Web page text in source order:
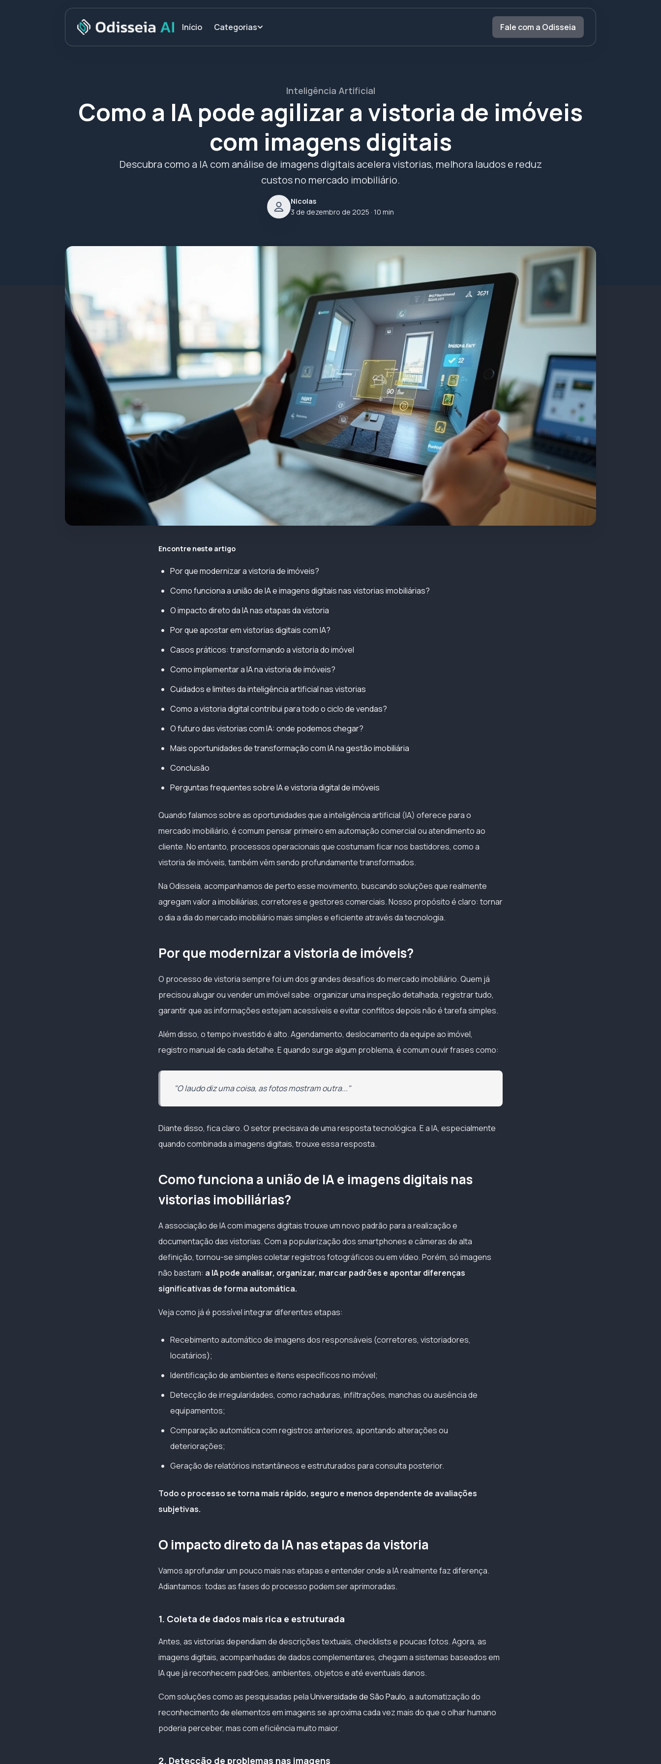
Início Categorias Fale com a Odisseia
Inteligência Artificial
Como a IA pode agilizar a vistoria de imóveis
com imagens digitais
Descubra como a IA com análise de imagens digitais acelera vistorias, melhora laudos e reduz
custos no mercado imobiliário.
Nicolas
3 de dezembro de 2025 · 10 min
Encontre neste artigo
Por que modernizar a vistoria de imóveis?
Como funciona a união de IA e imagens digitais nas vistorias imobiliárias?
O impacto direto da IA nas etapas da vistoria
Por que apostar em vistorias digitais com IA?
Casos práticos: transformando a vistoria do imóvel
Como implementar a IA na vistoria de imóveis?
Cuidados e limites da inteligência artificial nas vistorias
Como a vistoria digital contribui para todo o ciclo de vendas?
O futuro das vistorias com IA: onde podemos chegar?
Mais oportunidades de transformação com IA na gestão imobiliária
Conclusão
Perguntas frequentes sobre IA e vistoria digital de imóveis
Quando falamos sobre as oportunidades que a inteligência artificial (IA) oferece para o
mercado imobiliário, é comum pensar primeiro em automação comercial ou atendimento ao
cliente. No entanto, processos operacionais que costumam ficar nos bastidores, como a
vistoria de imóveis, também vêm sendo profundamente transformados.
Na Odisseia, acompanhamos de perto esse movimento, buscando soluções que realmente
agregam valor a imobiliárias, corretores e gestores comerciais. Nosso propósito é claro: tornar
o dia a dia do mercado imobiliário mais simples e eficiente através da tecnologia.
Por que modernizar a vistoria de imóveis?
O processo de vistoria sempre foi um dos grandes desafios do mercado imobiliário. Quem já
precisou alugar ou vender um imóvel sabe: organizar uma inspeção detalhada, registrar tudo,
garantir que as informações estejam acessíveis e evitar conflitos depois não é tarefa simples.
Além disso, o tempo investido é alto. Agendamento, deslocamento da equipe ao imóvel,
registro manual de cada detalhe. E quando surge algum problema, é comum ouvir frases como:
"O laudo diz uma coisa, as fotos mostram outra..."
Diante disso, fica claro. O setor precisava de uma resposta tecnológica. E a IA, especialmente
quando combinada a imagens digitais, trouxe essa resposta.
Como funciona a união de IA e imagens digitais nas
vistorias imobiliárias?
A associação de IA com imagens digitais trouxe um novo padrão para a realização e
documentação das vistorias. Com a popularização dos smartphones e câmeras de alta
definição, tornou-se simples coletar registros fotográficos ou em vídeo. Porém, só imagens
não bastam: a IA pode analisar, organizar, marcar padrões e apontar diferenças
significativas de forma automática.
Veja como já é possível integrar diferentes etapas:
Recebimento automático de imagens dos responsáveis (corretores, vistoriadores,
locatários);
Identificação de ambientes e itens específicos no imóvel;
Detecção de irregularidades, como rachaduras, infiltrações, manchas ou ausência de
equipamentos;
Comparação automática com registros anteriores, apontando alterações ou
deteriorações;
Geração de relatórios instantâneos e estruturados para consulta posterior.
Todo o processo se torna mais rápido, seguro e menos dependente de avaliações
subjetivas.
O impacto direto da IA nas etapas da vistoria
Vamos aprofundar um pouco mais nas etapas e entender onde a IA realmente faz diferença.
Adiantamos: todas as fases do processo podem ser aprimoradas.
1. Coleta de dados mais rica e estruturada
Antes, as vistorias dependiam de descrições textuais, checklists e poucas fotos. Agora, as
imagens digitais, acompanhadas de dados complementares, chegam a sistemas baseados em
IA que já reconhecem padrões, ambientes, objetos e até eventuais danos.
Com soluções como as pesquisadas pelaUniversidade de São Paulo, a automatização do
reconhecimento de elementos em imagens se aproxima cada vez mais do que o olhar humano
poderia perceber, mas com eficiência muito maior.
2. Detecção de problemas nas imagens